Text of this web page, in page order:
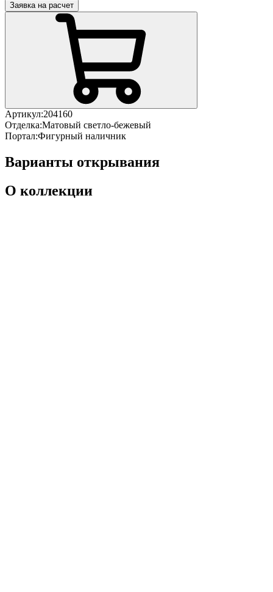
Заявка на расчет
Артикул:204160
Отделка:Матовый светло-бежевый
Портал:Фигурный наличник
Варианты открывания
О коллекции